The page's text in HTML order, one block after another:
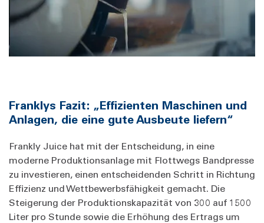
Franklys Fazit: „Effizienten Maschinen und
Anlagen, die eine gute Ausbeute liefern“
Frankly Juice hat mit der Entscheidung, in eine
moderne Produktionsanlage mit Flottwegs Bandpresse
zu investieren, einen entscheidenden Schritt in Richtung
Effizienz und Wettbewerbsfähigkeit gemacht. Die
Steigerung der Produktionskapazität von 300 auf 1500
Liter pro Stunde sowie die Erhöhung des Ertrags um